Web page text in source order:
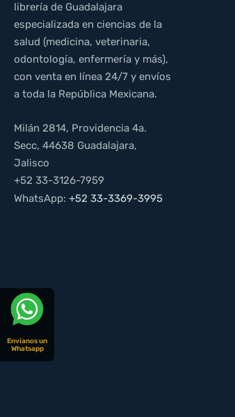
librería de Guadalajara
especializada en ciencias de la
salud (medicina, veterinaria,
odontología, enfermería y más),
con venta en línea 24/7 y envíos
a toda la República Mexicana.
Milán 2814, Providencia 4a.
Secc, 44638 Guadalajara,
Jalisco
+52 33-3126-7959
WhatsApp: +52 33-3369-3995
Envíanos un
Whatsapp